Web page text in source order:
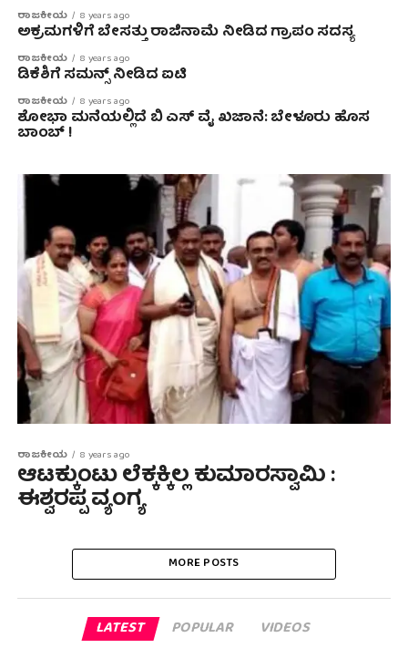
ರಾಜಕೀಯ 8 years ago
ಅಕ್ರಮಗಳಿಗೆ ಬೇಸತ್ತು ರಾಜಿನಾಮೆ ನೀಡಿದ ಗ್ರಾಪಂ ಸದಸ್ಯ
ರಾಜಕೀಯ 8 years ago
ಡಿಕೆಶಿಗೆ ಸಮನ್ಸ್ ನೀಡಿದ ಐಟಿ
ರಾಜಕೀಯ 8 years ago
ಶೋಭಾ ಮನೆಯಲ್ಲಿದೆ ಬಿ ಎಸ್ ವೈ ಖಜಾನೆ: ಬೇಳೂರು ಹೊಸ
ಬಾಂಬ್ !
ರಾಜಕೀಯ 8 years ago
ಆಟಕ್ಕುಂಟು ಲೆಕ್ಕಕ್ಕಿಲ್ಲ‌ ಕುಮಾರಸ್ವಾಮಿ :
ಈಶ್ವರಪ್ಪ ವ್ಯಂಗ್ಯ
MORE POSTS
LATEST POPULAR VIDEOS